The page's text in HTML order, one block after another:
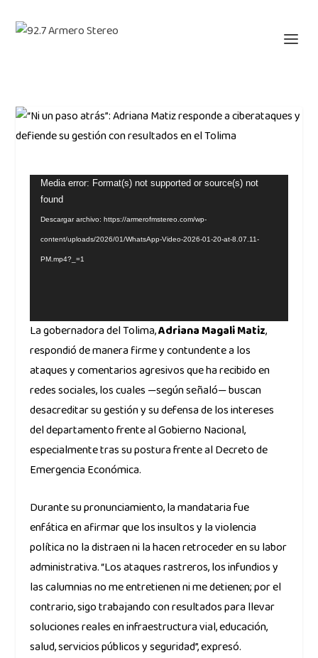
Reproductor
de
vídeo
Media error: Format(s) not supported or source(s) not
found
Descargar archivo: https://armerofmstereo.com/wp-
content/uploads/2026/01/WhatsApp-Video-2026-01-20-at-8.07.11-
PM.mp4?_=1
La gobernadora del Tolima,Adriana Magali Matiz,
respondió de manera firme y contundente a los
ataques y comentarios agresivos que ha recibido en
redes sociales, los cuales —según señaló— buscan
desacreditar su gestión y su defensa de los intereses
del departamento frente al Gobierno Nacional,
especialmente tras su postura frente al Decreto de
Emergencia Económica.
Durante su pronunciamiento, la mandataria fue
enfática en afirmar que los insultos y la violencia
política no la distraen ni la hacen retroceder en su labor
administrativa. “Los ataques rastreros, los infundios y
las calumnias no me entretienen ni me detienen; por el
contrario, sigo trabajando con resultados para llevar
soluciones reales en infraestructura vial, educación,
salud, servicios públicos y seguridad”, expresó.